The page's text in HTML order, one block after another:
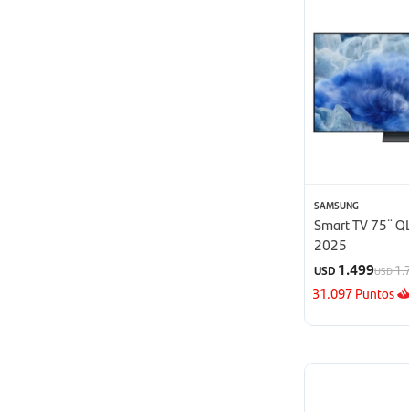
SAMSUNG
Smart TV 75¨
2025
USD 1.499USD
31.097Puntos